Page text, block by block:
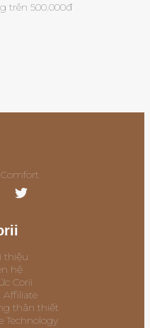
trên 500.000đ
thiệu
hệ
Corii
Affiliate
thân thiết
Technology